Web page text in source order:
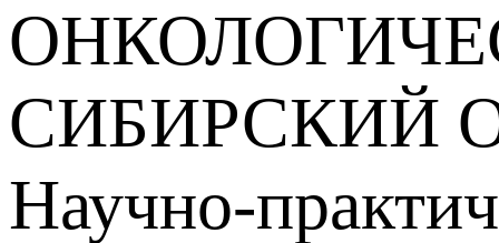
СИБИРСКИЙ
Научно-